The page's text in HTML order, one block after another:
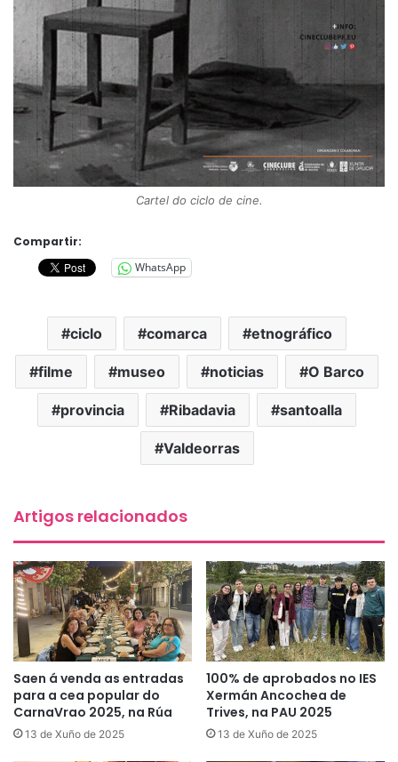
Cartel do ciclo de cine.
Compartir:
WhatsApp
ciclo comarca etnográfico
filme museo noticias O Barco
provincia Ribadavia santoalla
Valdeorras
Artigos relacionados
Saen á venda as entradas
para a cea popular do
CarnaVrao 2025, na Rúa
13 de Xuño de 2025
100% de aprobados no IES
Xermán Ancochea de
Trives, na PAU 2025
13 de Xuño de 2025